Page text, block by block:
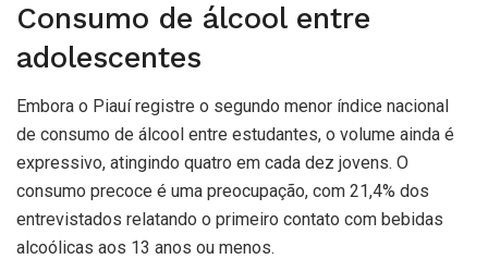
Consumo de álcool entre
adolescentes
Embora o Piauí registre o segundo menor índice nacional
de consumo de álcool entre estudantes, o volume ainda é
expressivo, atingindo quatro em cada dez jovens. O
consumo precoce é uma preocupação, com 21,4% dos
entrevistados relatando o primeiro contato com bebidas
alcoólicas aos 13 anos ou menos.